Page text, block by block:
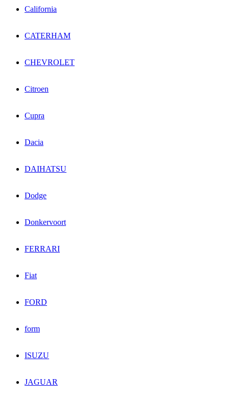
California
CATERHAM
CHEVROLET
Citroen
Cupra
Dacia
DAIHATSU
Dodge
Donkervoort
FERRARI
Fiat
FORD
form
ISUZU
JAGUAR